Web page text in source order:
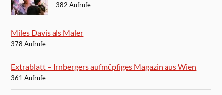
382 Aufrufe
Miles Davis als Maler
378 Aufrufe
Extrablatt – Irnbergers aufmüpfiges Magazin aus Wien
361 Aufrufe